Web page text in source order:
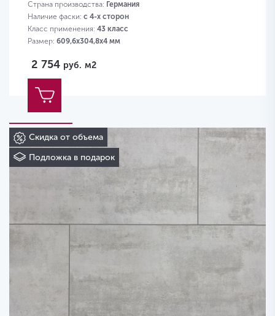
Страна производства: Германия
Наличие фаски: с 4-х сторон
Класс применения: 43 класс
Размер: 609,6х304,8х4 мм
2 754 руб. м2
Скидка от объема
Подложка в подарок